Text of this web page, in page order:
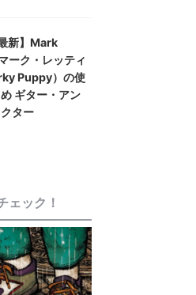
新】Mark
ーク・レッティ
Puppy）の使
ギター・アン
ター
ェック！